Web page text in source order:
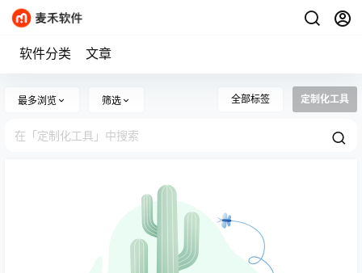
软件分类 文章
最多浏览 筛选 全部标签 定制化工具